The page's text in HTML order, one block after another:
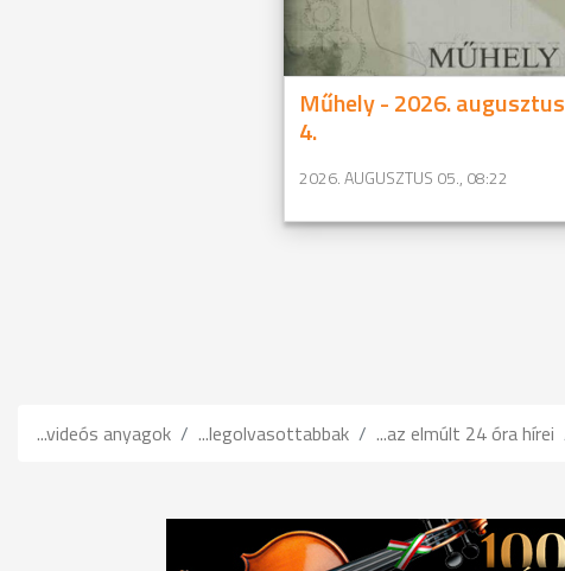
Műhely - 2026. augusztus
4.
2026. AUGUSZTUS 05., 08:22
...videós anyagok ...legolvasottabbak ...az elmúlt 24 óra hírei